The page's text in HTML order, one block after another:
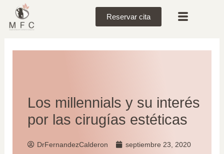
Reservar cita
Los millennials y su interés
por las cirugías estéticas
DrFernandezCalderon septiembre 23, 2020